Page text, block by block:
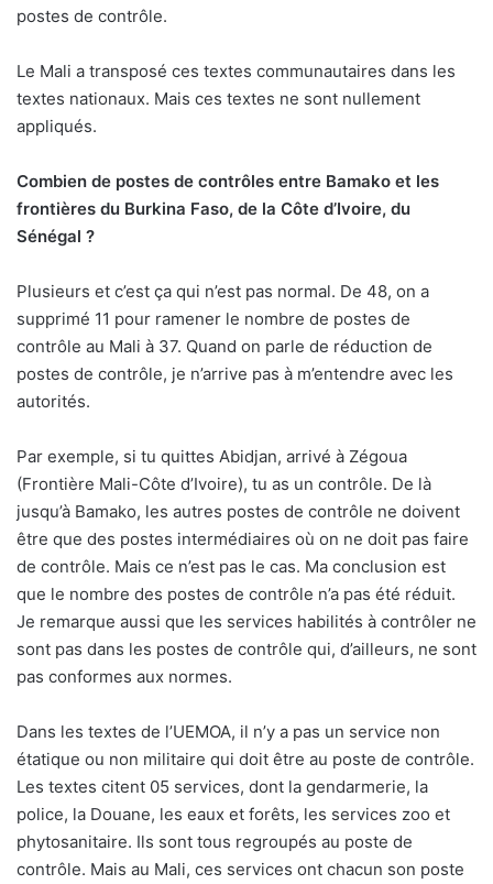
postes de contrôle.
Le Mali a transposé ces textes communautaires dans les
textes nationaux. Mais ces textes ne sont nullement
appliqués.
Combien de postes de contrôles entre Bamako et les
frontières du Burkina Faso, de la Côte d’Ivoire, du
Sénégal ?
Plusieurs et c’est ça qui n’est pas normal. De 48, on a
supprimé 11 pour ramener le nombre de postes de
contrôle au Mali à 37. Quand on parle de réduction de
postes de contrôle, je n’arrive pas à m’entendre avec les
autorités.
Par exemple, si tu quittes Abidjan, arrivé à Zégoua
(Frontière Mali-Côte d’Ivoire), tu as un contrôle. De là
jusqu’à Bamako, les autres postes de contrôle ne doivent
être que des postes intermédiaires où on ne doit pas faire
de contrôle. Mais ce n’est pas le cas. Ma conclusion est
que le nombre des postes de contrôle n’a pas été réduit.
Je remarque aussi que les services habilités à contrôler ne
sont pas dans les postes de contrôle qui, d’ailleurs, ne sont
pas conformes aux normes.
Dans les textes de l’UEMOA, il n’y a pas un service non
étatique ou non militaire qui doit être au poste de contrôle.
Les textes citent 05 services, dont la gendarmerie, la
police, la Douane, les eaux et forêts, les services zoo et
phytosanitaire. Ils sont tous regroupés au poste de
contrôle. Mais au Mali, ces services ont chacun son poste